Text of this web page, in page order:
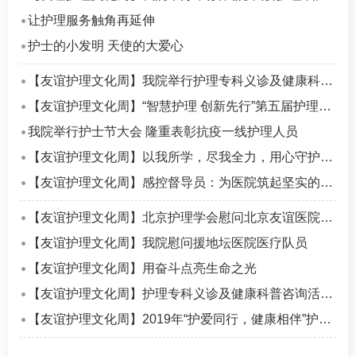
让护理服务触角再延伸
护士的小发明 天使的大爱心
【友谊护理文化周】我院举行护理专科义诊及健康科普咨询活动
【友谊护理文化周】“智慧护理 创新先行”第五届护理创新发明大赛圆满落幕
我院举行护士节大会 隆重表彰抗疫一线护理人员
【友谊护理文化周】以我所学，尽我全力，用心守护患者健康
【友谊护理文化周】感控督导员：为医院筑起坚实的“防火墙”
【友谊护理文化周】北京护理学会慰问北京友谊医院抗疫护理人员
【友谊护理文化周】我院慰问援地坛医院医疗队员
【友谊护理文化周】用奋斗点亮生命之光
【友谊护理文化周】护理专科义诊及健康科普咨询活动圆满结束
【友谊护理文化周】2019年“护爱同行，健康相伴”护士节总结表彰大会隆重举行